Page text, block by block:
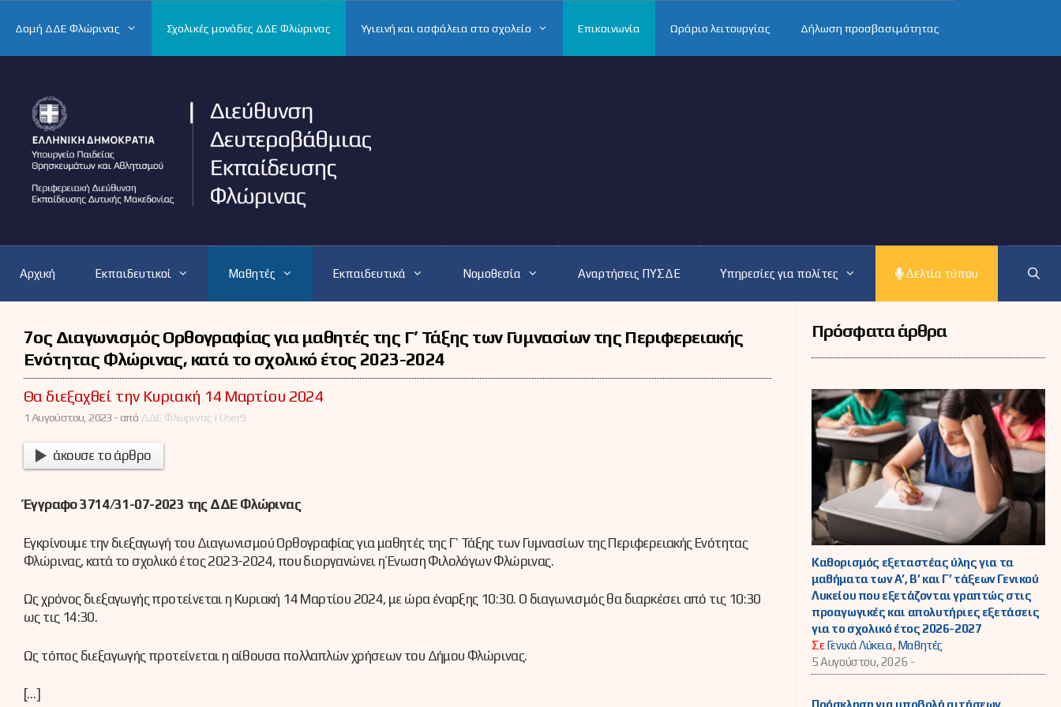
Δομή ΔΔΕ Φλώρινας Σχολικές μονάδες ΔΔΕ Φλώρινας Υγιεινή και ασφάλεια στο σχολείο Επικοινωνία Ωράριο λειτουργίας Δήλωση προσβασιμότητας
Αρχική Εκπαιδευτικοί Μαθητές Εκπαιδευτικά Νομοθεσία Αναρτήσεις ΠΥΣΔΕ Υπηρεσίες για πολίτες Δελτία τύπου
7ος Διαγωνισμός Ορθογραφίας για μαθητές της Γ’ Τάξης των Γυμνασίων της Περιφερειακής
Ενότητας Φλώρινας, κατά το σχολικό έτος 2023-2024
Θα διεξαχθεί την Κυριακή 14 Μαρτίου 2024
1 Αυγούστου, 2023 -από ΔΔΕ Φλώρινας | User9
άκουσε το άρθρο
Έγγραφο 3714/31-07-2023 της ΔΔΕ Φλώρινας
Εγκρίνουμε την διεξαγωγή του Διαγωνισμού Ορθογραφίας για μαθητές της Γ’ Τάξης των Γυμνασίων της Περιφερειακής Ενότητας
Φλώρινας, κατά το σχολικό έτος 2023-2024, που διοργανώνει η Ένωση Φιλολόγων Φλώρινας.
Ως χρόνος διεξαγωγής προτείνεται η Κυριακή 14 Μαρτίου 2024, με ώρα έναρξης 10:30. Ο διαγωνισμός θα διαρκέσει από τις 10:30
ως τις 14:30.
Ως τόπος διεξαγωγής προτείνεται η αίθουσα πολλαπλών χρήσεων του Δήμου Φλώρινας.
[…]
Πρόσφατα άρθρα
Καθορισμός εξεταστέας ύλης για τα
μαθήματα των Α’, Β’ και Γ’ τάξεων Γενικού
Λυκείου που εξετάζονται γραπτώς στις
προαγωγικές και απολυτήριες εξετάσεις
για το σχολικό έτος 2026-2027
ΣεΓενικά Λύκεια, Μαθητές
5 Αυγούστου, 2026 -